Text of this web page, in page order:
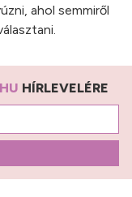
ahol semmiről
HÍRLEVELÉRE